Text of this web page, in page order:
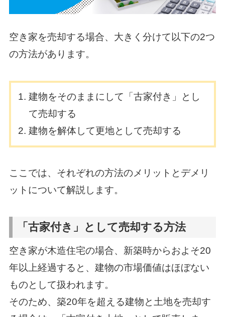
空き家を売却する場合、大きく分けて以下の2つ
の方法があります。
建物をそのままにして「古家付き」とし
て売却する
建物を解体して更地として売却する
ここでは、それぞれの方法のメリットとデメリ
ットについて解説します。
「古家付き」として売却する方法
空き家が木造住宅の場合、新築時からおよそ20
年以上経過すると、建物の市場価値はほぼない
ものとして扱われます。
そのため、築20年を超える建物と土地を売却す